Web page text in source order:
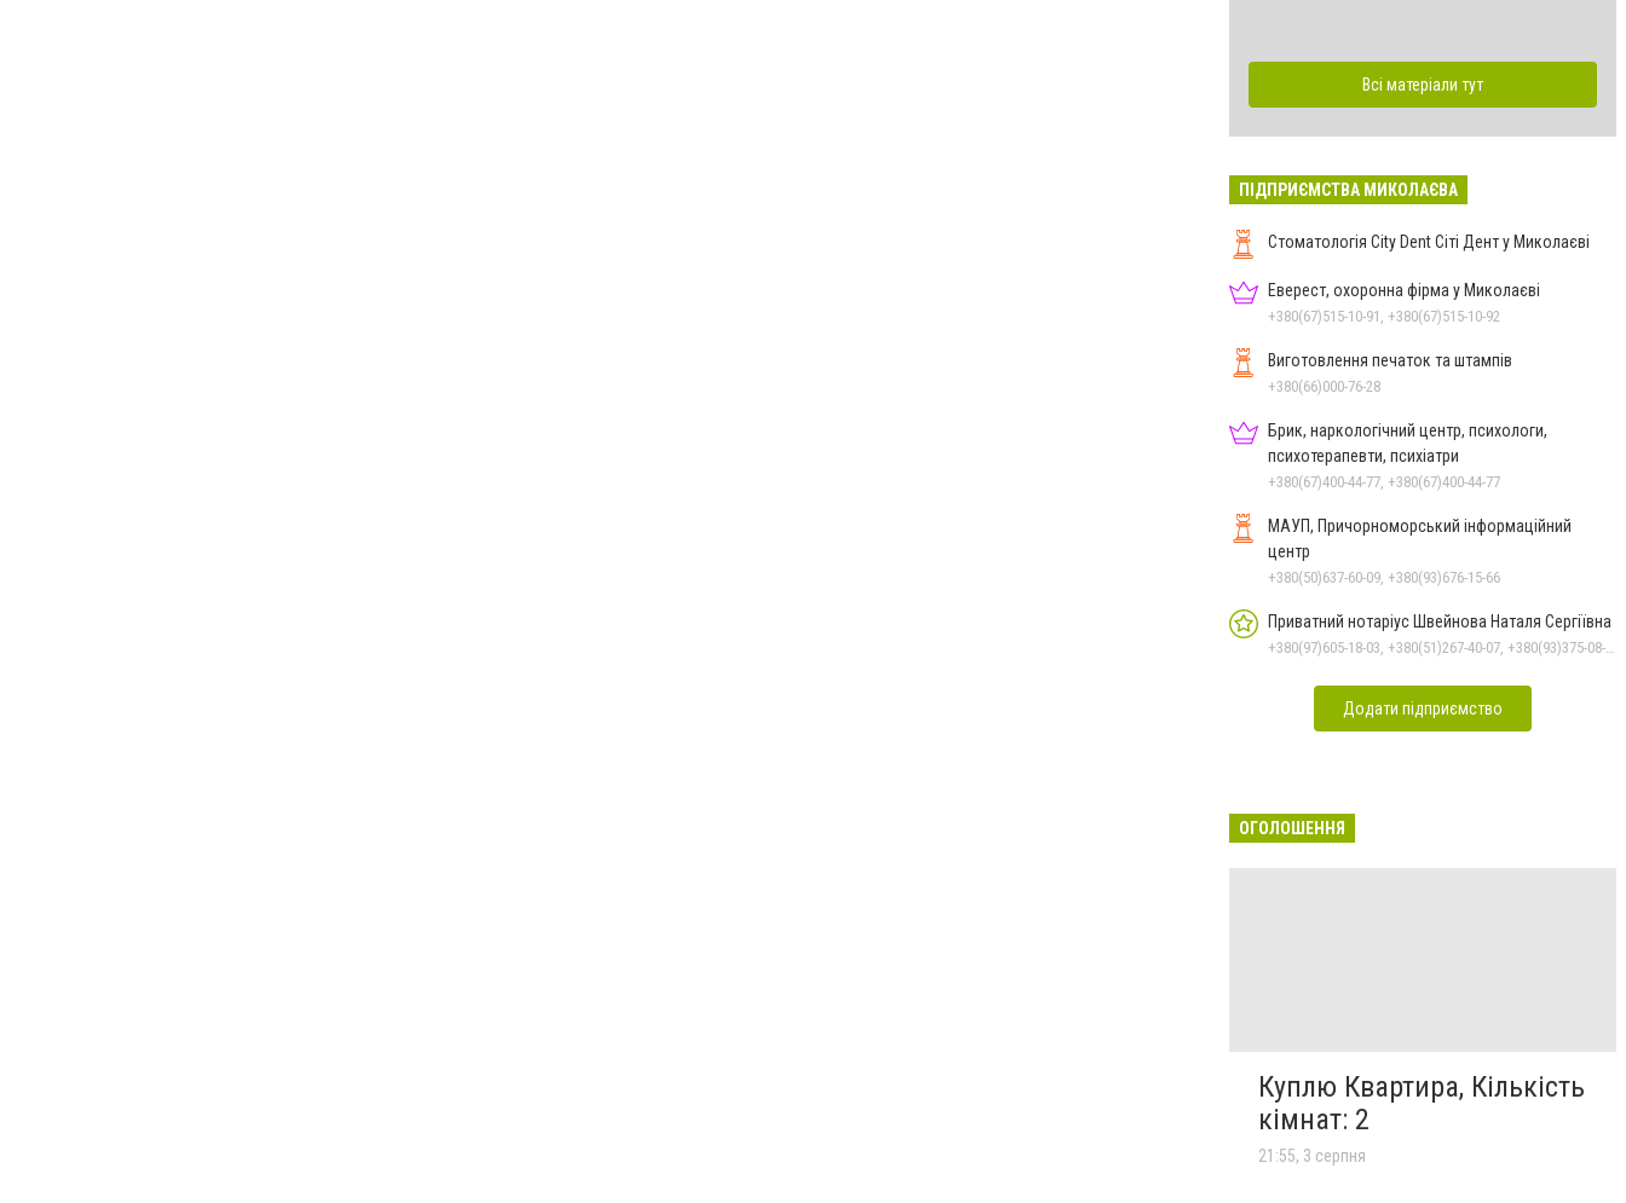
Всі матеріали тут
ПІДПРИЄМСТВА МИКОЛАЄВА
Стоматологія City Dent Сіті Дент у Миколаєві
Еверест, охоронна фірма у Миколаєві
+380(67)515-10-91, +380(67)515-10-92
Виготовлення печаток та штампів
+380(66)000-76-28
Брик, наркологічний центр, психологи,
психотерапевти, психіатри
+380(67)400-44-77, +380(67)400-44-77
МАУП, Причорноморський інформаційний
центр
+380(50)637-60-09, +380(93)676-15-66
Приватний нотаріус Швейнова Наталя Сергіївна
Додати підприємство
ОГОЛОШЕННЯ
Куплю Квартира, Кількість
кімнат: 2
21:55, 3 серпня